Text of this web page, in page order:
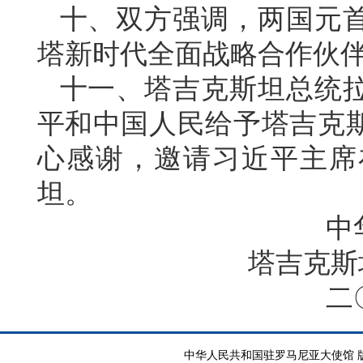
十、双方强调，两国元
塔新时代全面战略合作伙
十一、塔吉克斯坦总统
平和中国人民给予塔吉克
心感谢，邀请习近平主
坦。
塔吉克
中华人民共和国驻罗马尼亚大使馆